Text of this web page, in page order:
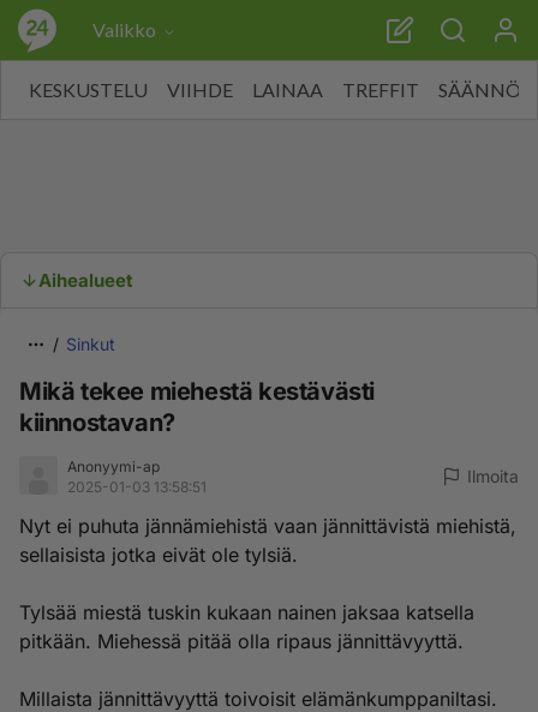
Valikko
KESKUSTELU VIIHDE LAINAA TREFFIT SÄÄNNÖT
Aihealueet
Sinkut
Mikä tekee miehestä kestävästi
kiinnostavan?
Anonyymi-ap
2025-01-03 13:58:51
Ilmoita
Nyt ei puhuta jännämiehistä vaan jännittävistä miehistä,
sellaisista jotka eivät ole tylsiä.
Tylsää miestä tuskin kukaan nainen jaksaa katsella
pitkään. Miehessä pitää olla ripaus jännittävyyttä.
Millaista jännittävyyttä toivoisit elämänkumppaniltasi.